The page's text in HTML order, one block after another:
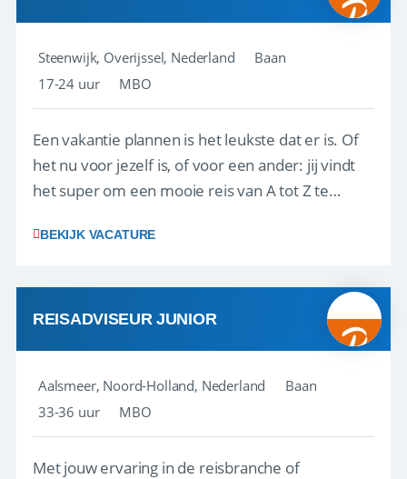
Steenwijk, Overijssel, Nederland
Baan
17-24 uur
MBO
Een vakantie plannen is het leukste dat er is. Of
het nu voor jezelf is, of voor een ander: jij vindt
het super om een mooie reis van A tot Z te
vakantiegangers de meest prachtige plekjes op
werken: of het nu gaat om vragen ...
BEKIJK VACATURE
REISADVISEUR JUNIOR
Aalsmeer, Noord-Holland, Nederland
Baan
33-36 uur
MBO
Met jouw ervaring in de reisbranche of